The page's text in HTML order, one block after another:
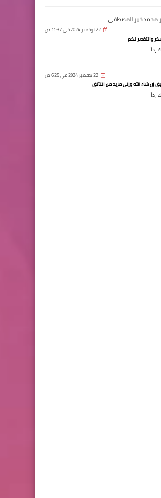
محمد خير المصطفى
22 نوفمبر 2024 في 11:37 ص
والتقدير لكم
رداً
22 نوفمبر 2024 في 6:25 ص
إن شاء الله وإلى مزيد من التألق
رداً